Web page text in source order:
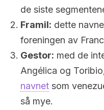
de siste
Framil: dette
foreningen av
Gestor: med de
Angélica og
navnet som
så mye.